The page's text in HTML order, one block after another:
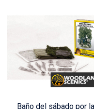
Baño del sábado por la